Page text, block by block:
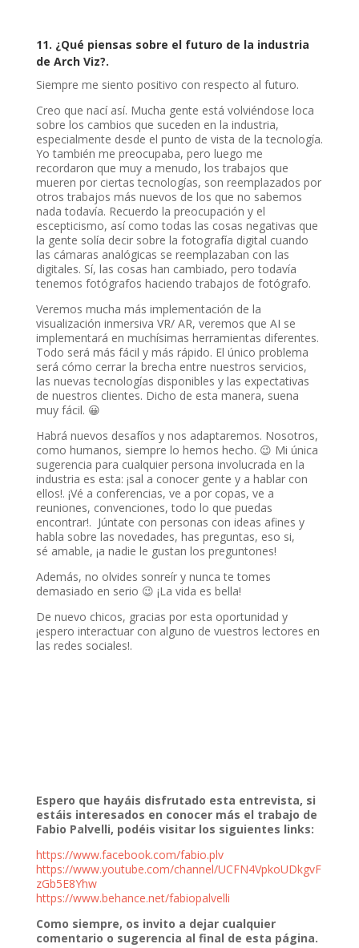
11. ¿Qué piensas sobre el futuro de la industria
de Arch Viz?.
Siempre me siento positivo con respecto al futuro.
Creo que nací así. Mucha gente está volviéndose loca
sobre los cambios que suceden en la industria,
especialmente desde el punto de vista de la tecnología.
Yo también me preocupaba, pero luego me
recordaron que muy a menudo, los trabajos que
mueren por ciertas tecnologías, son reemplazados por
otros trabajos más nuevos de los que no sabemos
nada todavía. Recuerdo la preocupación y el
escepticismo, así como todas las cosas negativas que
la gente solía decir sobre la fotografía digital cuando
las cámaras analógicas se reemplazaban con las
digitales. Sí, las cosas han cambiado, pero todavía
tenemos fotógrafos haciendo trabajos de fotógrafo.
Veremos mucha más implementación de la
visualización inmersiva VR/ AR, veremos que AI se
implementará en muchísimas herramientas diferentes.
Todo será más fácil y más rápido. El único problema
será cómo cerrar la brecha entre nuestros servicios,
las nuevas tecnologías disponibles y las expectativas
de nuestros clientes. Dicho de esta manera, suena
muy fácil. 😀
Habrá nuevos desafíos y nos adaptaremos. Nosotros,
como humanos, siempre lo hemos hecho. 😉 Mi única
sugerencia para cualquier persona involucrada en la
industria es esta: ¡sal a conocer gente y a hablar con
ellos!. ¡Vé a conferencias, ve a por copas, ve a
reuniones, convenciones, todo lo que puedas
encontrar!. Júntate con personas con ideas afines y
habla sobre las novedades, has preguntas, eso si,
sé amable, ¡a nadie le gustan los preguntones!
Además, no olvides sonreír y nunca te tomes
demasiado en serio 😉 ¡La vida es bella!
De nuevo chicos, gracias por esta oportunidad y
¡espero interactuar con alguno de vuestros lectores en
las redes sociales!.
Espero que hayáis disfrutado esta entrevista, si
estáis interesados en conocer más el trabajo de
Fabio Palvelli, podéis visitar los siguientes links:
https://www.facebook.com/fabio.plv
https://www.youtube.com/channel/UCFN4VpkoUDkgvF
zGb5E8Yhw
https://www.behance.net/fabiopalvelli
Como siempre, os invito a dejar cualquier
comentario o sugerencia al final de esta página.